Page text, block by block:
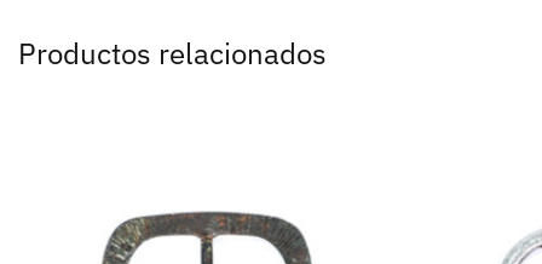
Productos relacionados